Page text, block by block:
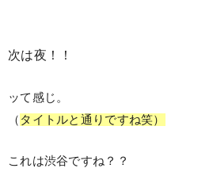
次は夜！！
ッて感じ。
（ タイトルと通りですね笑）
これは渋谷ですね？？